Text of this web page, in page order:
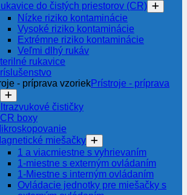
do čistých priestorov (CR)
Nízke riziko kontaminácie
Vysoké riziko kontaminácie
Extrémne riziko kontaminácie
Veľmi dlhý rukáv
rukavice
Prístroje - príprava
čističky
boxy
miešačky
1 a viacmiestne s vyhrievaním
1-miestne s externým ovládaním
1-Miestne s interným ovládaním
Ovládacie jednotky pre miešačky s